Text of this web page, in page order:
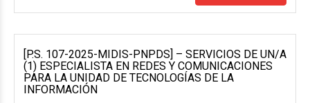
[P.S. 107-2025-MIDIS-PNPDS] – SERVICIOS DE UN/A
(1) ESPECIALISTA EN REDES Y COMUNICACIONES
PARA LA UNIDAD DE TECNOLOGÍAS DE LA
INFORMACIÓN